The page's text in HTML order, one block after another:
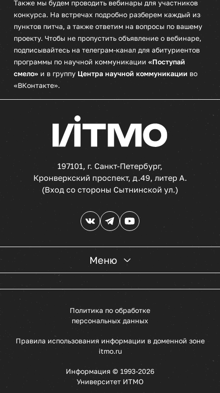
Также мы будем проводить вебинары для участников
конкурса. На встречах подробно разберем каждый из
пунктов питча, а также ответим на вопросы по вашему
проекту. Чтобы не пропустить объявление о вебинаре,
подписывайтесь на телеграм-канал для абитуриентов
программы по научной коммуникации «Поступай
смело» и в группу Центра научной коммуникации во
«ВКонтакте».
197101, г. Санкт-Петербург,
Кронверкский проспект, д.49, литер А.
(Вход со стороны Сытнинской ул.)
Меню
Политика по обработке
персональных данных
Правила использования информации в доменной зоне
itmo.ru
Информация © 1993-2026
Университет ИТМО